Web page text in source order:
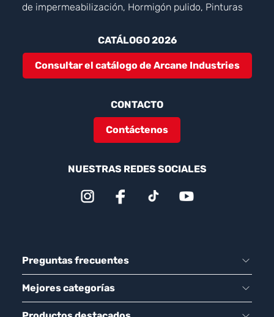
de impermeabilización, Hormigón pulido, Pinturas
CATÁLOGO 2026
Consultar el catálogo de Arcane Industries
CONTACTO
Contáctenos
NUESTRAS REDES SOCIALES
Preguntas frecuentes
Mejores categorías